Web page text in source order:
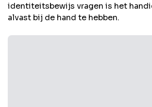
identiteitsbewijs vragen is het
alvast bij de hand te hebben.